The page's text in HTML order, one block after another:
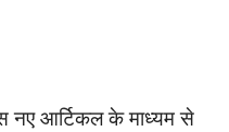
नए आर्टिकल के माध्यम से